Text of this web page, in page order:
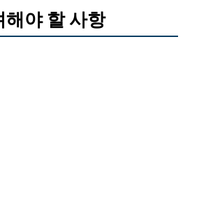
해야 할 사항